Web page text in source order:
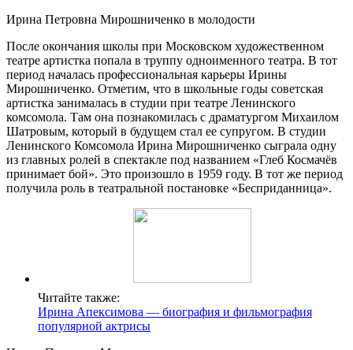
Ирина Петровна Мирошниченко в молодости
После окончания школы при Московском художественном
театре артистка попала в труппу одноименного театра. В тот
период началась профессиональная карьеры Ирины
Мирошниченко. Отметим, что в школьные годы советская
артистка занималась в студии при театре Ленинского
комсомола. Там она познакомилась с драматургом Михаилом
Шатровым, который в будущем стал ее супругом. В студии
Ленинского Комсомола Ирина Мирошниченко сыграла одну
из главных ролей в спектакле под названием «Глеб Космачёв
принимает бой». Это произошло в 1959 году. В тот же период
получила роль в театральной постановке «Бесприданница».
Читайте также:
Ирина Апексимова — биография и фильмография
популярной актрисы